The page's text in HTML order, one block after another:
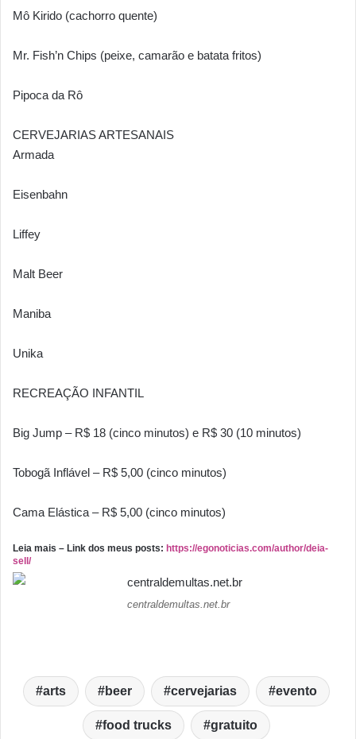
Mô Kirido (cachorro quente)
Mr. Fish’n Chips (peixe, camarão e batata fritos)
Pipoca da Rô
CERVEJARIAS ARTESANAIS
Armada
Eisenbahn
Liffey
Malt Beer
Maniba
Unika
RECREAÇÃO INFANTIL
Big Jump – R$ 18 (cinco minutos) e R$ 30 (10 minutos)
Tobogã Inflável – R$ 5,00 (cinco minutos)
Cama Elástica – R$ 5,00 (cinco minutos)
Leia mais – Link dos meus posts: https://egonoticias.com/author/deia-
sell/
centraldemultas.net.br
arts beer cervejarias evento
food trucks gratuito